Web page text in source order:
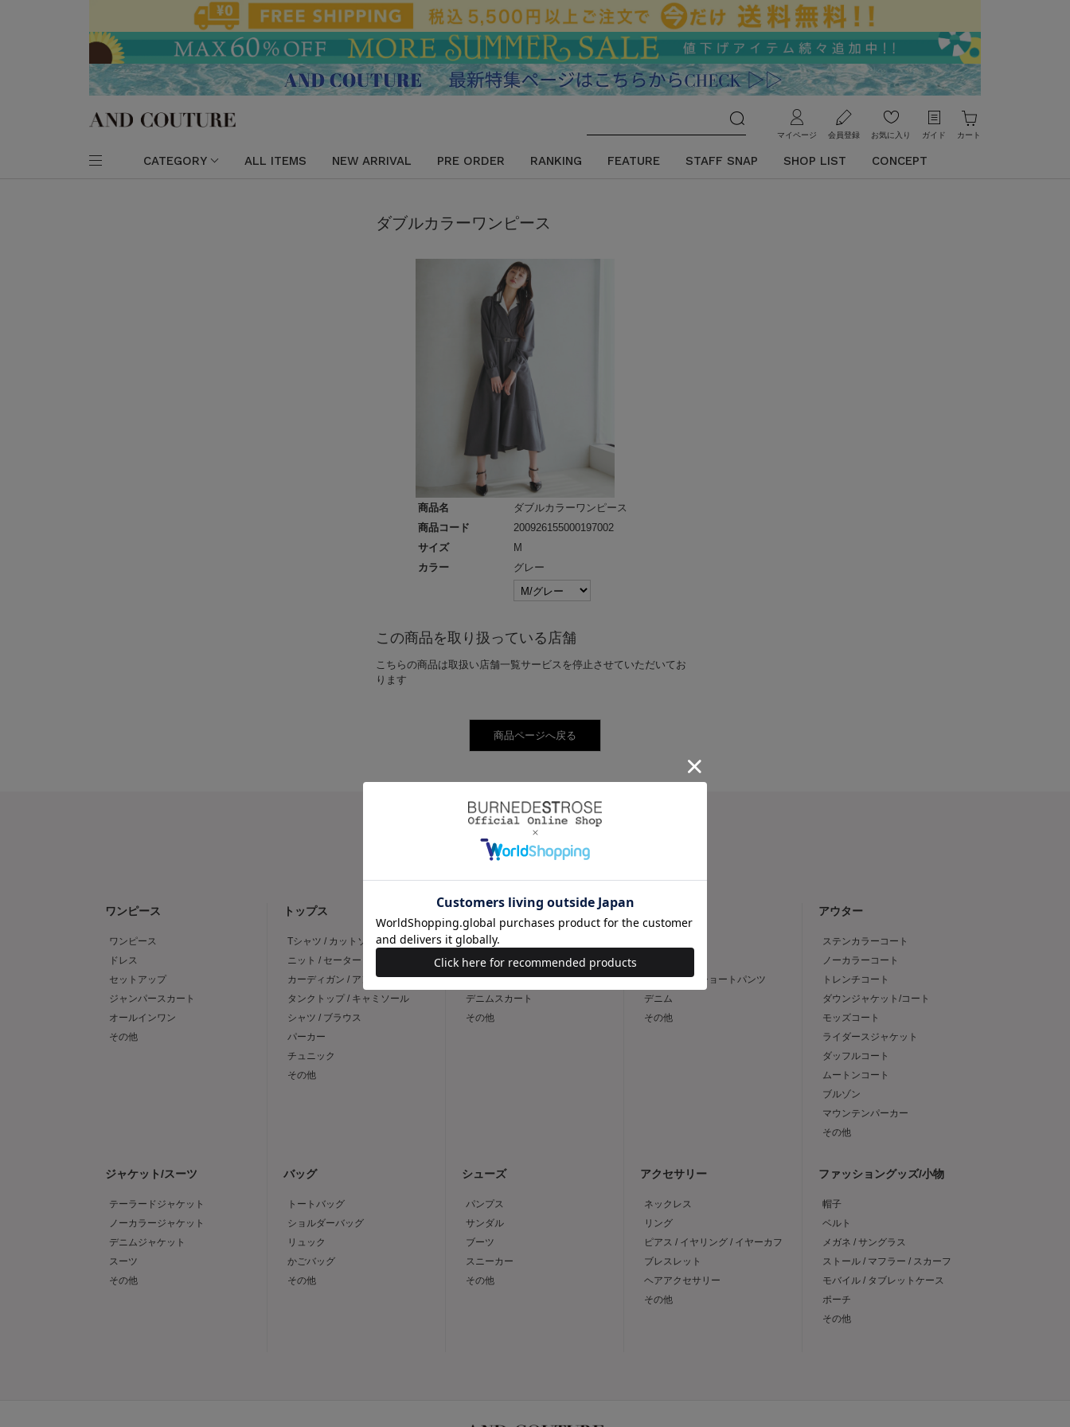
マイページ 会員登録 お気に入り ガイド カート
CATEGORY ALL ITEMS NEW ARRIVAL PRE ORDER RANKING FEATURE STAFF SNAP SHOP LIST CONCEPT
ダブルカラーワンピース
商品名
ダブルカラーワンピース
商品コード
200926155000197002
サイズ
M
カラー
グレー
この商品を取り扱っている店舗
こちらの商品は取扱い店舗一覧サービスを停止させていただいてお
ります
CATEGORY
ワンピース
ワンピース
ドレス
セットアップ
ジャンパースカート
オールインワン
その他
トップス
Tシャツ / カットソー
ニット / セーター
カーディガン / アンサンブル
タンクトップ / キャミソール
シャツ / ブラウス
パーカー
チュニック
その他
スカート
フレア
タイト
台形
デニムスカート
その他
キュロット / ショートパンツ
デニム
その他
アウター
ステンカラーコート
ノーカラーコート
トレンチコート
ダウンジャケット/コート
モッズコート
ライダースジャケット
ダッフルコート
ムートンコート
ブルゾン
マウンテンパーカー
その他
ジャケット/スーツ
テーラードジャケット
ノーカラージャケット
デニムジャケット
スーツ
その他
バッグ
トートバッグ
ショルダーバッグ
リュック
かごバッグ
その他
シューズ
パンプス
サンダル
ブーツ
スニーカー
その他
アクセサリー
ネックレス
リング
ピアス / イヤリング / イヤーカフ
ブレスレット
ヘアアクセサリー
その他
ファッショングッズ/小物
帽子
ベルト
メガネ / サングラス
ストール / マフラー / スカーフ
モバイル / タブレットケース
ポーチ
その他